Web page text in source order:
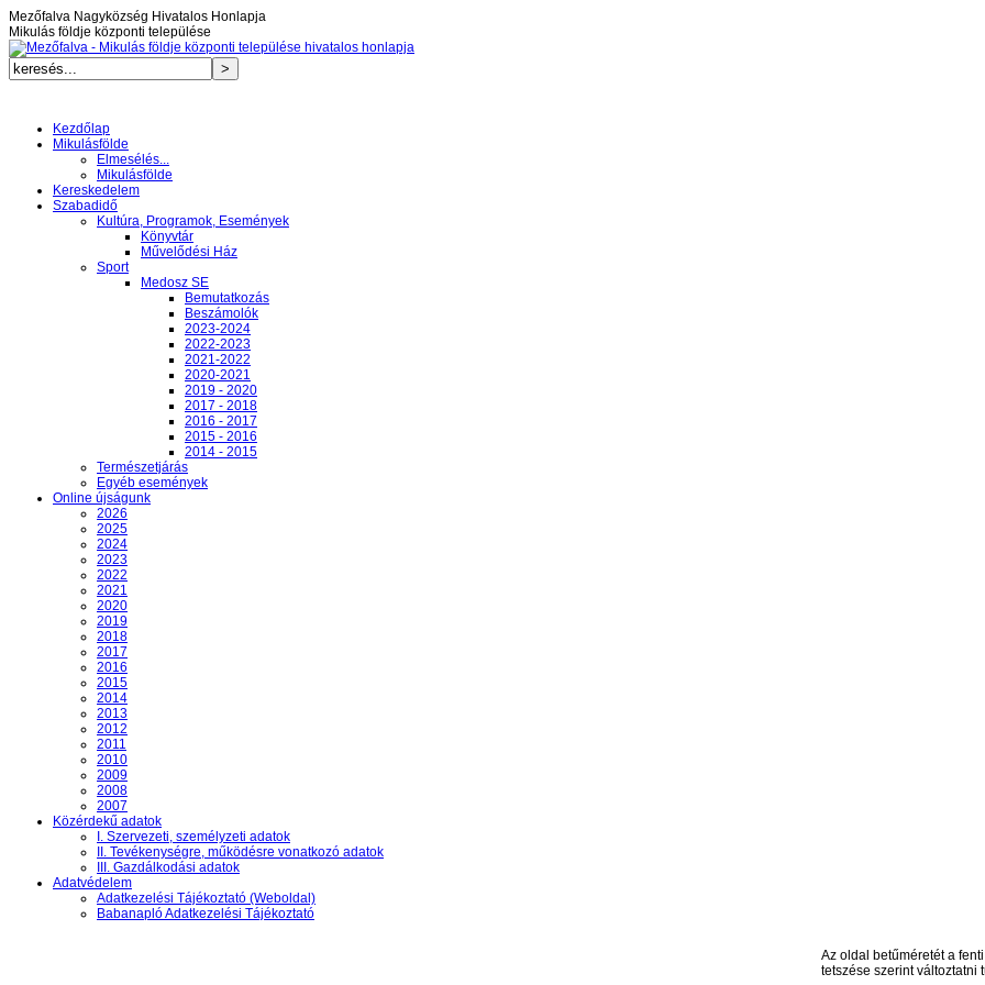
Mezőfalva Nagyközség Hivatalos Honlapja
Mikulás földje központi települése
Kezdőlap
Mikulásfölde
Elmesélés...
Mikulásfölde
Kereskedelem
Szabadidő
Kultúra, Programok, Események
Könyvtár
Művelődési Ház
Sport
Medosz SE
Bemutatkozás
Beszámolók
2023-2024
2022-2023
2021-2022
2020-2021
2019 - 2020
2017 - 2018
2016 - 2017
2015 - 2016
2014 - 2015
Természetjárás
Egyéb események
Online újságunk
2026
2025
2024
2023
2022
2021
2020
2019
2018
2017
2016
2015
2014
2013
2012
2011
2010
2009
2008
2007
Közérdekű adatok
I. Szervezeti, személyzeti adatok
II. Tevékenységre, működésre vonatkozó adatok
III. Gazdálkodási adatok
Adatvédelem
Adatkezelési Tájékoztató (Weboldal)
Babanapló Adatkezelési Tájékoztató
Az oldal betűméretét a
tetszése szerint változtatni